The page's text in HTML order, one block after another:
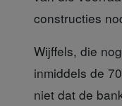
constructies
Wijffels, die
inmiddels de
niet dat de